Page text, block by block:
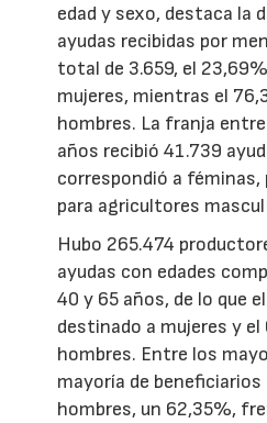
edad y sexo, destaca la
ayudas recibidas por
total de 3.659, el
mujeres, mientras el
hombres. La franja
años recibió 41.739
correspondió a féminas,
para agricultores
Hubo 265.474
ayudas con edades
40 y 65 años, de lo que
destinado a mujeres y el
hombres. Entre los
mayoría de
hombres, un 62,35%,